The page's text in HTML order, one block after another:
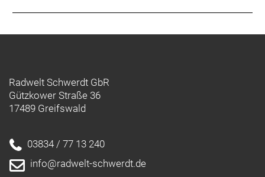
Interne Aufbewahrung
Verfügung.
Raffinierte Integration
Zug-/Leitungsführung und der verborgenen
Sattelstützenklemmung zeichnet durch eine noch
nie dagewesene Integration aus.
Radwelt Schwerdt GbR
Gützkower Straße 36
17489 Greifswald
03834 / 77 13 240
info@radwelt-schwerdt.de